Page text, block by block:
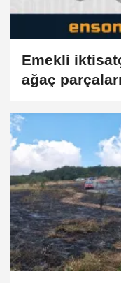
Emekli
ağaç
dönüştürüyor